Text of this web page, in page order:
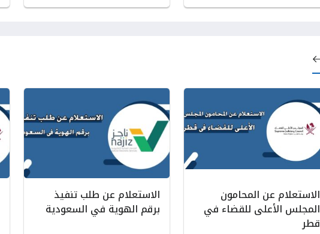
الاستعلام عن المحامون
المجلس الأعلى للقضاء في
قطر
الاستعلام عن طلب تنفيذ
برقم الهوية في السعودية